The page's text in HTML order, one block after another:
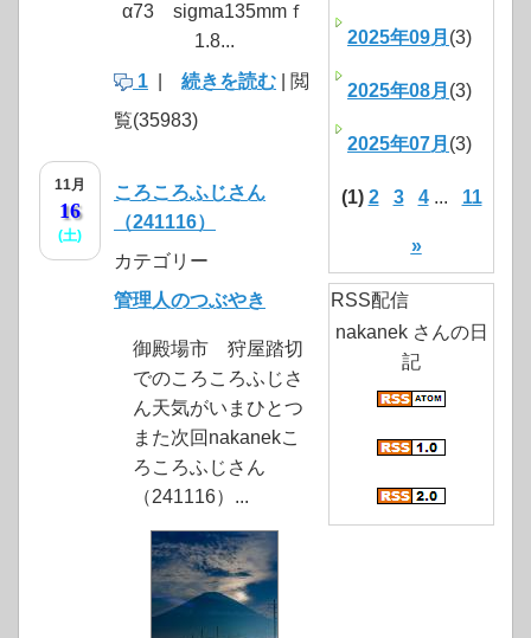
α73 sigma135mmｆ
1.8...
1
続きを読む | 閲
覧(35983)
11月
16
(土)
ころころふじさん
（241116）
カテゴリー
管理人のつぶやき
御殿場市 狩屋踏切
でのころころふじさ
ん天気がいまひとつ
また次回nakanekこ
ろころふじさん
（241116）...
2025年09月 (3)
2025年08月 (3)
2025年07月 (3)
(1) 2 3 4... 11
»
RSS配信
nakanek さんの日
記